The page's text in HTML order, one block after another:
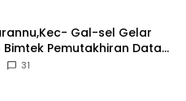
Gal-sel Gelar
Bimtek Pemutakhiran Data
31